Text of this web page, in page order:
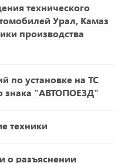
технического
Урал, Камаз
производства
по установке на ТС
знака "АВТОПОЕЗД"
техники
о разъяснении